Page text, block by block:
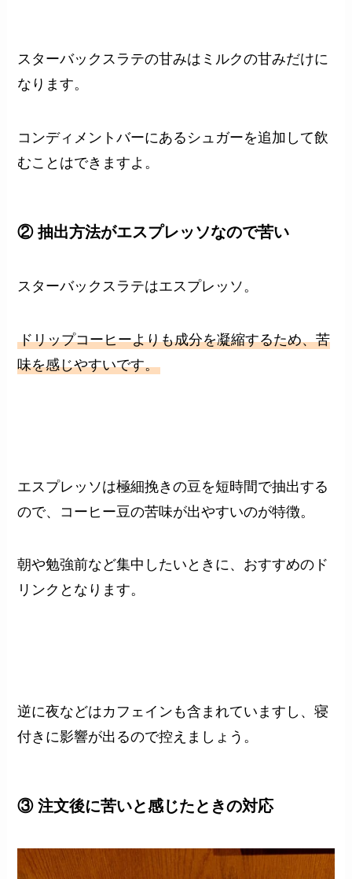
スターバックスラテの甘みはミルクの甘みだけに
なります。
コンディメントバーにあるシュガーを追加して飲
むことはできますよ。
② 抽出方法がエスプレッソなので苦い
スターバックスラテはエスプレッソ。
ドリップコーヒーよりも成分を凝縮するため、苦
味を感じやすいです。
エスプレッソは極細挽きの豆を短時間で抽出する
ので、コーヒー豆の苦味が出やすいのが特徴。
朝や勉強前など集中したいときに、おすすめのド
リンクとなります。
逆に夜などはカフェインも含まれていますし、寝
付きに影響が出るので控えましょう。
③ 注文後に苦いと感じたときの対応